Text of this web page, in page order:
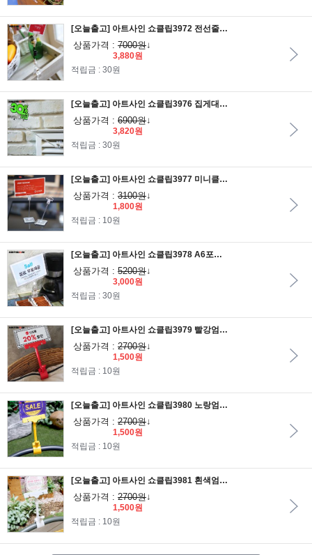
[오늘출고] 아트사인 쇼클립3972 전선줄 반달집게대/메모꽂이/알림판/안내판/가격표/알림판/POP집게/POP클립
상품가격 : 7000원↓
3,880원
적립금 : 30원
[오늘출고] 아트사인 쇼클립3976 집게대 200봉클립/메모꽂이/알림판/안내판/가격표/알림판/POP집게/POP클립
상품가격 : 6900원↓
3,820원
적립금 : 30원
[오늘출고] 아트사인 쇼클립3977 미니클립/메모꽂이/알림판/안내판/가격표/알림판/POP집게/POP클립
상품가격 : 3100원↓
1,800원
적립금 : 10원
[오늘출고] 아트사인 쇼클립3978 A6포켓 집게대/메모꽂이/알림판/안내판/가격표/알림판/POP집게/POP클립
상품가격 : 5200원↓
3,000원
적립금 : 30원
[오늘출고] 아트사인 쇼클립3979 빨강엄지손클립 중/메모꽂이/알림판/안내판/가격표/알림판/POP집게/POP클립
상품가격 : 2700원↓
1,500원
적립금 : 10원
[오늘출고] 아트사인 쇼클립3980 노랑엄지손클립 중/메모꽂이/알림판/안내판/가격표/알림판/POP집게/POP클립
상품가격 : 2700원↓
1,500원
적립금 : 10원
[오늘출고] 아트사인 쇼클립3981 흰색엄지손클립 중/메모꽂이/알림판/안내판/가격표/알림판/POP집게/POP클립
상품가격 : 2700원↓
1,500원
적립금 : 10원